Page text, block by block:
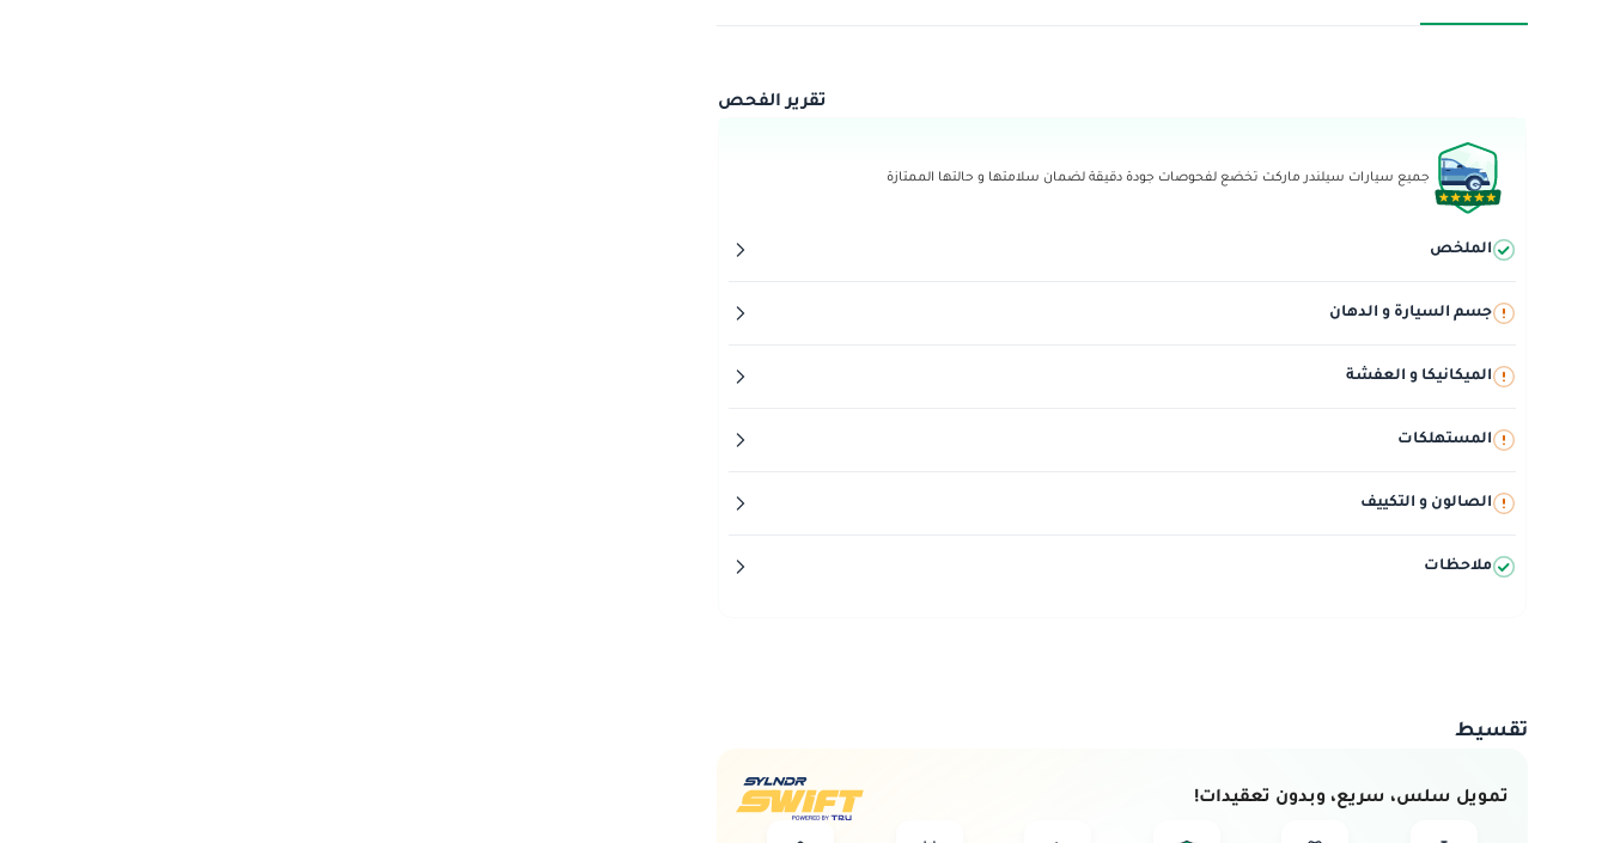
تقرير الفحص
جميع سيارات سيلندر ماركت تخضع لفحوصات جودة دقيقة لضمان سلامتها و حالتها الممتازة
الملخص
جسم السيارة و الدهان
الميكانيكا و العفشة
المستهلكات
الصالون و التكييف
ملاحظات
تقسيط
تمويل سلس، سريع، وبدون تعقيدات!